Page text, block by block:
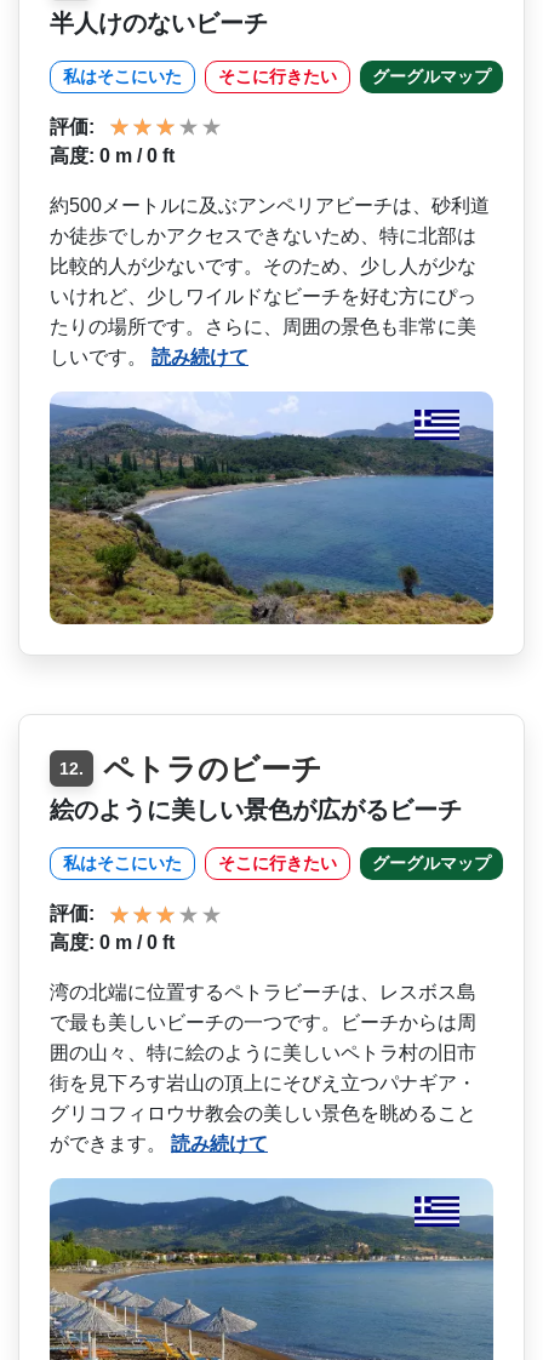
半人けのないビーチ
私はそこにいた そこに行きたい グーグルマップ
評価:
高度: 0 m / 0 ft
約500メートルに及ぶアン­ペリアビーチは、砂利道
か徒歩でしかアクセスできな­いため、特に北部は
比較的人が少ないです。そのため­、少し人が少な
いけれど、少しワイルドなビーチを好­む方にぴっ
たりの場所です。さらに、周囲の景色も非­常に美
しいです。 読み続けて
12. ペトラのビーチ
絵のように美しい景色が広がるビーチ
私はそこにいた そこに行きたい グーグルマップ
評価:
高度: 0 m / 0 ft
湾の北端に位置するペトラビ­ーチは、レスボス島
で最も美しいビーチの一つです。­ビーチからは周
囲の山々、特に絵のように美しいペト­ラ村の旧市
街を見下ろす岩山の頂上にそびえ立つパナ­ギア・
グリコフィロウサ教会の美しい景色を眺めるこ­と
ができます。 読み続けて